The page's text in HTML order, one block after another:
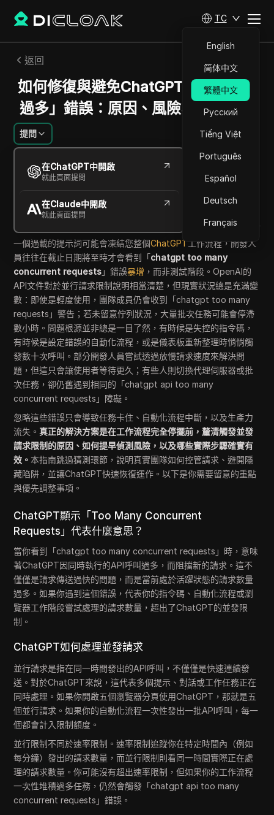
TC
English
简体中文
繁體中文
Русский
Tiếng Việt
Português
Español
Deutsch
Français
返回
如何修復與避免ChatGPT「並行請求
過多」錯誤：原因、風險與聰明解方
提問
在ChatGPT中開啟
就此頁面提問
在Claude中開啟
就此頁面提問
Sandra Anderson
2026年5月 12 分鐘 閱讀
Copy Link
一個過載的提示詞可能會凍結您整個ChatGPT
工作流程，開發人
員往往在截止日期將至時才會看到「chatgpt too many
concurrent requests 」錯誤暴增 ，而非測試階段。OpenAI的
API文件對於並行請求限制說明相當清楚，但現實狀況總是充滿變
數：即使是輕度使用，團隊成員仍會收到「chatgpt too many
requests」警告；若未留意佇列狀況，大量批次任務可能會停滯
數小時。問題根源並非總是一目了然，有時候是失控的指令碼，
有時候是設定錯誤的自動化流程，或是儀表板重新整理時悄悄觸
發數十次呼叫。部分開發人員嘗試透過放慢請求速度來解決問
題，但這只會讓使用者等待更久；有些人則切換代理伺服器或批
次任務，卻仍舊遇到相同的「chatgpt api too many
concurrent requests」障礙。
忽略這些錯誤只會導致任務卡住、自動化流程中斷，以及生產力
流失。真正的解決方案是在工作流程完全停擺前，釐清觸發並發
請求限制的原因、如何提早偵測風險，以及哪些實際步驟確實有
效。本指南跳過猜測環節，說明真實團隊如何控管請求、避開隱
藏陷阱，並讓ChatGPT快速恢復運作。以下是你需要留意的重點
與優先調整事項。
ChatGPT顯示「Too Many Concurrent
Requests」代表什麼意思？
當你看到「chatgpt too many concurrent requests」時，意味
著ChatGPT因同時執行的API呼叫過多，而阻擋新的請求。這不
僅僅是請求傳送過快的問題，而是當前處於活躍狀態的請求數量
過多。如果你遇到這個錯誤，代表你的指令碼、自動化流程或瀏
覽器工作階段嘗試處理的請求數量，超出了ChatGPT的並發限
制。
ChatGPT如何處理並發請求
並行請求是指在同一時間發出的API呼叫，不僅僅是快速連續發
送。對於ChatGPT來說，這代表多個提示、對話或工作任務正在
同時處理。如果你開啟五個瀏覽器分頁使用ChatGPT，那就是五
個並行請求。如果你的自動化流程一次性發出一批API呼叫，每一
個都會計入限制額度。
並行限制不同於速率限制。速率限制追蹤你在特定時間內（例如
每分鐘）發出的請求數量，而並行限制則看同一時間實際正在處
理的請求數量。你可能沒有超出速率限制，但如果你的工作流程
一次性堆積過多任務，仍然會觸發「chatgpt api too many
concurrent requests」錯誤。